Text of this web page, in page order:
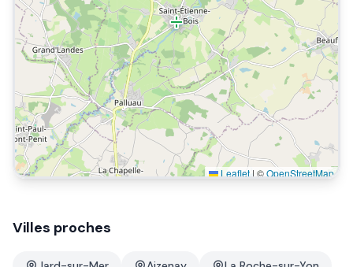
Leaflet | ©OpenStreetMap
Villes proches